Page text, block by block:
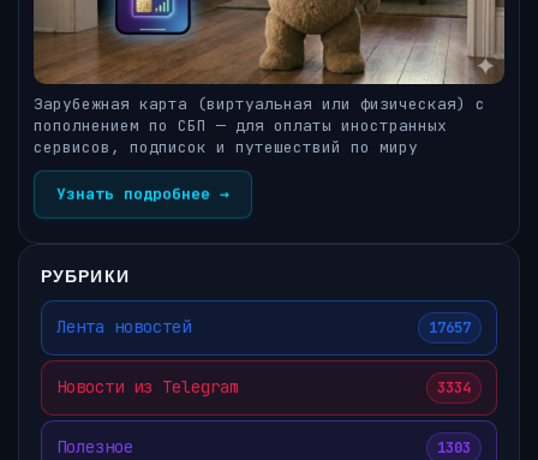
Зарубежная карта (виртуальная или физическая) с
пополнением по СБП — для оплаты иностранных
сервисов, подписок и путешествий по миру
Узнать подробнее →
РУБРИКИ
Лента новостей 17657
Новости из Telegram 3334
Полезное 1303